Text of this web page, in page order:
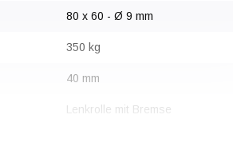
80 x 60 - Ø 9 mm
350 kg
40 mm
Lenkrolle mit Bremse